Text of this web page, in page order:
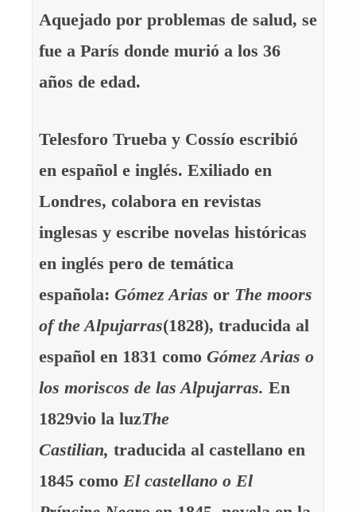
Aquejado por problemas de salud, se
fue a París donde murió a los 36
años de edad.
Telesforo Trueba y Cossío escribió
en español e inglés. Exiliado en
Londres, colabora en revistas
inglesas y escribe novelas históricas
en inglés pero de temática
española: Gómez Arias or The moors
of the Alpujarras(1828), traducida al
español en 1831 como Gómez Arias o
los moriscos de las Alpujarras. En
1829vio la luzThe
Castilian, traducida al castellano en
1845 como El castellano o El